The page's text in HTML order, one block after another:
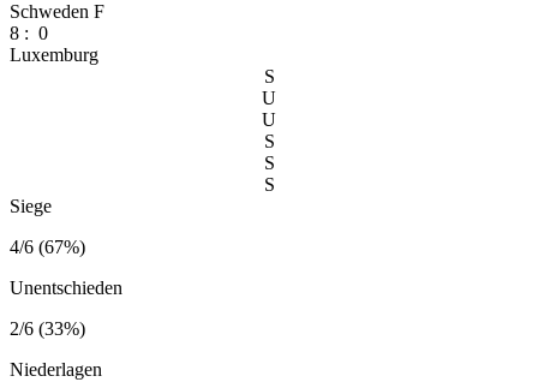
Schweden F
8 : 0
Luxemburg
S
U
U
S
S
S
Siege
4/6 (67%)
Unentschieden
2/6 (33%)
Niederlagen